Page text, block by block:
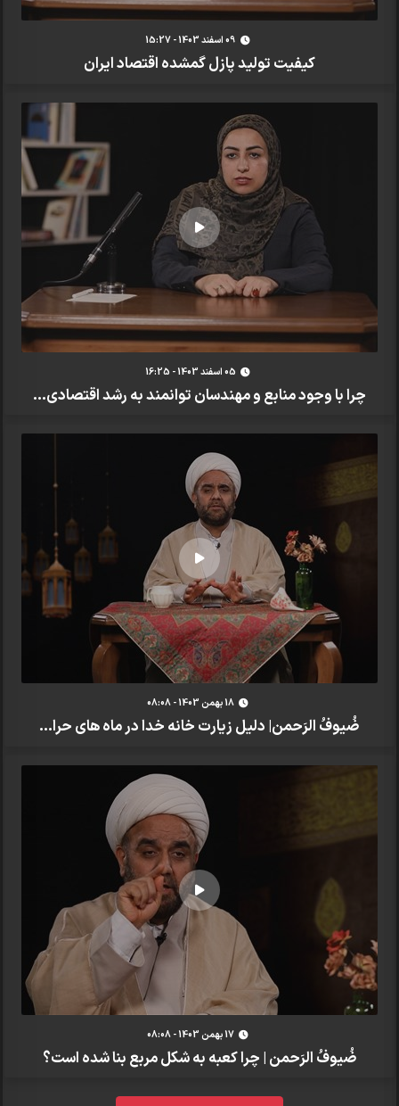
09 اسفند 1403 - 15:27
کیفیت تولید پازل گمشده اقتصاد ایران
05 اسفند 1403 - 16:25
چرا با وجود منابع و مهندسان توانمند به رشد اقتصادی...
18 بهمن 1403 - 08:08
ضُیوفُ الرَحمن| دلیل زیارت خانه خدا در ماه های حرا...
17 بهمن 1403 - 08:08
ضُیوفُ الرَحمن | چرا کعبه به شکل مربع بنا شده است؟